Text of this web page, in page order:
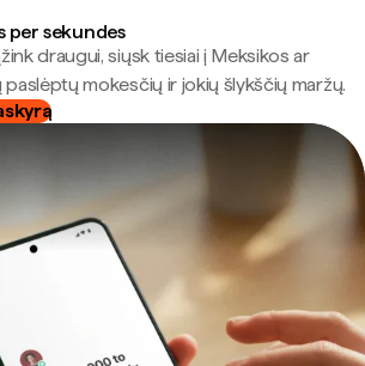
per sekundes
draugui, siųsk tiesiai į Meksikos ar
paslėptų mokesčių ir jokių šlykščių maržų.